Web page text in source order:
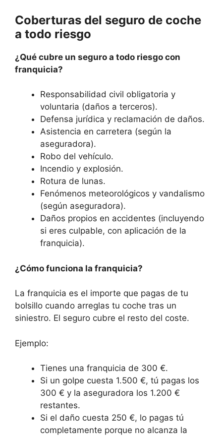
Coberturas del seguro de coche
a todo riesgo
¿Qué cubre un seguro a todo riesgo con
franquicia?
Responsabilidad civil obligatoria y
voluntaria (daños a terceros).
Defensa jurídica y reclamación de daños.
Asistencia en carretera (según la
aseguradora).
Robo del vehículo.
Incendio y explosión.
Rotura de lunas.
Fenómenos meteorológicos y vandalismo
(según aseguradora).
Daños propios en accidentes (incluyendo
si eres culpable, con aplicación de la
franquicia).
¿Cómo funciona la franquicia?
La franquicia es el importe que pagas de tu
bolsillo cuando arreglas tu coche tras un
siniestro. El seguro cubre el resto del coste.
Ejemplo:
Tienes una franquicia de 300 €.
Si un golpe cuesta 1.500 €, tú pagas los
300 € y la aseguradora los 1.200 €
restantes.
Si el daño cuesta 250 €, lo pagas tú
completamente porque no alcanza la